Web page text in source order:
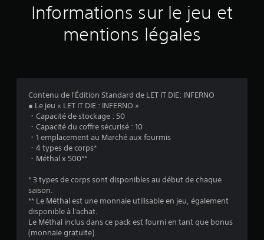
o
u
a
b
s
a
n
s
c
o
m
m
n
d
e
d
e
Informations sur le jeu et
mentions légales
Contenu de l'Édition Standard de LET IT DIE: INFERNO
● Le jeu « LET IT DIE : INFERNO »
・Capacité de stockage : 50
・Capacité du coffre sécurisé : 10
・1 emplacement au Marché aux fourmis
・4 types de corps*
・Méthal x 500**
* 3 types de corps sont disponibles au début de chaque
saison.
** Le Méthal est une monnaie utilisable en jeu, également
disponible à l'achat.
Le Méthal inclus dans ce pack est fourni en tant que bonus
(monnaie gratuite).